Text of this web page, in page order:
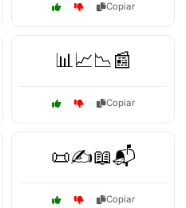
Copiar
📊📈📉📰
Copiar
📜✍️📖📬
Copiar